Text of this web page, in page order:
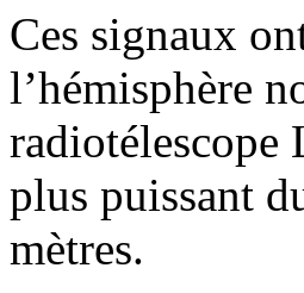
Ces signaux
l’hémisphère
plus puissant
mètres.